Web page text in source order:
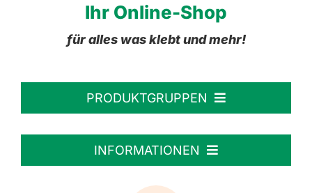
Ihr Online-Shop
für alles was klebt und mehr!
PRODUKTGRUPPEN
Personalisierte Aufkleber
INFORMATIONEN